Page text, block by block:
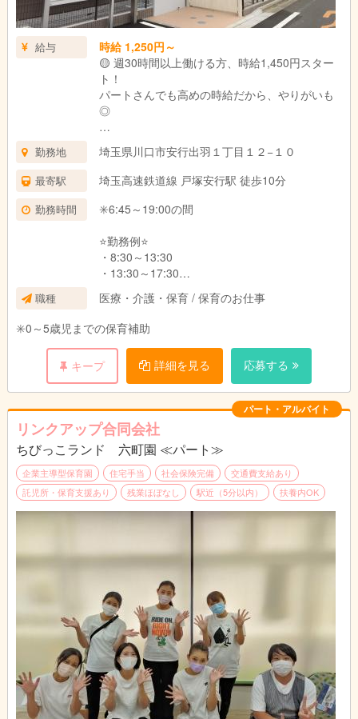
給与
時給 1,250円～
🟡 週30時間以上働ける方、時給1,450円スター
ト！
パートさんでも高めの時給だから、やりがいも
◎
🟡 クラス担当手当あり！
担任業務ができる方には、なんと
👉 月額42,000円の手当支給（フルパート限定）
※詳細はお気軽にお問い合わせくださいね♪
•早番（6:45～8:45） → 1回ごとに＋200円
•遅番（17:00～18:00） → ＋100円
•遅番（17:00～19:00） → ＋200円
勤務地 埼玉県川口市安行出羽１丁目１２−１０
最寄駅 埼玉高速鉄道線 戸塚安行駅 徒歩10分
勤務時間
✳️6:45～19:00の間
⭐️勤務例⭐️
・8:30～13:30
・13:30～17:30
・6:45～10:15
職種
医療・介護・保育 / 保育のお仕事
✳️0～5歳児までの保育補助
キープ 詳細を見る 応募する
パート・アルバイト
リンクアップ合同会社
ちびっこランド 六町園 ≪パート≫
企業主導型保育園 住宅手当 社会保険完備
交通費支給あり
託児所・保育支援あり
残業ほぼなし 駅近（5分以内） 扶養内OK